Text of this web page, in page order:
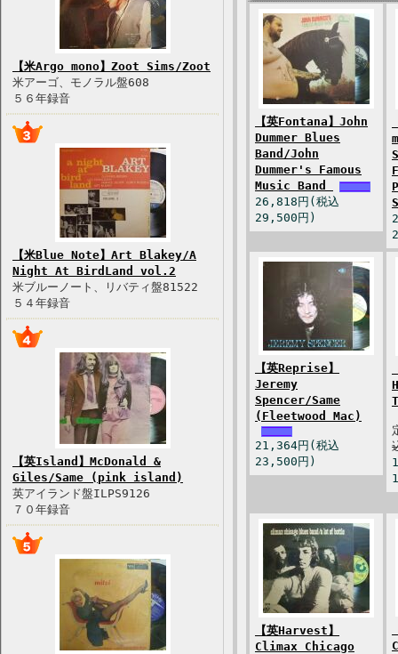
【米Argo mono】Zoot Sims/Zoot
米アーゴ、モノラル盤608
５６年録音
【米Blue Note】Art Blakey/A
Night At BirdLand vol.2
米ブルーノート、リバティ盤81522
５４年録音
【英Island】McDonald &
Giles/Same (pink island)
英アイランド盤ILPS9126
７０年録音
【英Fontana】John
Dummer Blues
Band/John
Dummer's Famous
Music Band
26,818円(税込
29,500円)
【英Reprise】
Jeremy
Spencer/Same
(Fleetwood Mac)
21,364円(税込
23,500円)
【英Harvest】
Climax Chicago